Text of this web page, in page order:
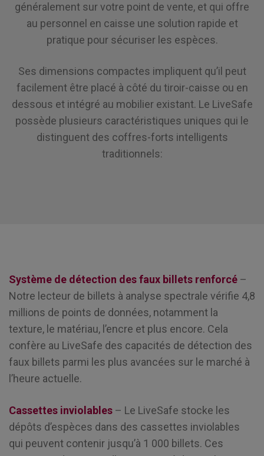
généralement sur votre point de vente, et qui offre
au personnel en caisse une solution rapide et
pratique pour sécuriser les espèces.
Ses dimensions compactes impliquent qu’il peut
facilement être placé à côté du tiroir-caisse ou en
dessous et intégré au mobilier existant. Le LiveSafe
possède plusieurs caractéristiques uniques qui le
distinguent des coffres-forts intelligents
traditionnels:
Système de détection des faux billets renforcé –
Notre lecteur de billets à analyse spectrale vérifie 4,8
millions de points de données, notamment la
texture, le matériau, l’encre et plus encore. Cela
confère au LiveSafe des capacités de détection des
faux billets parmi les plus avancées sur le marché à
l’heure actuelle.
Cassettes inviolables – Le LiveSafe stocke les
dépôts d’espèces dans des cassettes inviolables
qui peuvent contenir jusqu’à 1 000 billets. Ces